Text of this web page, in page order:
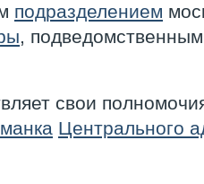
подразделением
,
свои
Центрального